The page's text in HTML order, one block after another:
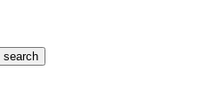
search